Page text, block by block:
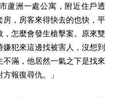
蘆洲一處公寓，附近住戶透
，房客來得快去的也快，平
怎麼會發生槍擊案。原來雙
犯來這邊找被害人，沒想到
滿，他居然一氣之下是找來
報復尋仇。」